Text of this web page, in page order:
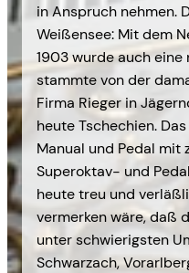
in Anspruch nehmen.
Weißensee: Mit dem
1903 wurde auch eine
stammte von der
Firma Rieger in
heute Tschechien.
Manual und Pedal mit
Super­oktav- und
heute treu und
vermerken wäre, daß
unter schwierigsten
Schwarzach,